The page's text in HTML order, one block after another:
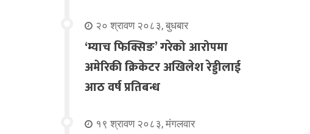
२० श्रावण २०८३, बुधबार
‘म्याच फिक्सिङ’ गरेको आरोपमा
अमेरिकी क्रिकेटर अखिलेश रेड्डीलाई
आठ वर्ष प्रतिबन्ध
१९ श्रावण २०८३, मंगलवार